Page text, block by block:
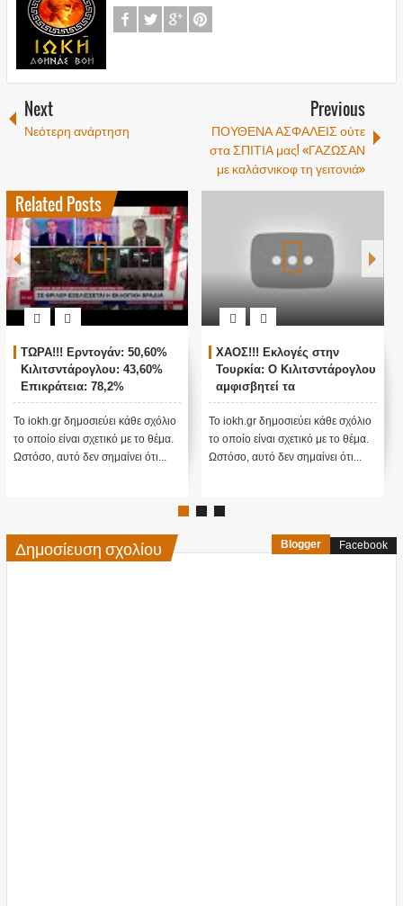
Next
Νεότερη ανάρτηση
Previous
ΠΟΥΘΕΝΑ ΑΣΦΑΛΕΙΣ ούτε
στα ΣΠΙΤΙΑ μας! «ΓΑΖΩΣΑΝ
με καλάσνικοφ τη γειτονιά»
Related Posts
ΤΩΡΑ!!! Ερντογάν: 50,60%
Κιλιτσντάρογλου: 43,60%
Επικράτεια: 78,2%
Το iokh.gr δημοσιεύει κάθε σχόλιο
το οποίο είναι σχετικό με το θέμα.
Ωστόσο, αυτό δεν σημαίνει ότι...
ΧΑΟΣ!!! Εκλογές στην
Τουρκία: Ο Κιλιτσντάρογλου
αμφισβητεί τα
αποτελέσματα θα γίνουν
ενστάσεις...
Το iokh.gr δημοσιεύει κάθε σχόλιο
το οποίο είναι σχετικό με το θέμα.
Ωστόσο, αυτό δεν σημαίνει ότι...
Δημοσίευση σχολίου Blogger Facebook